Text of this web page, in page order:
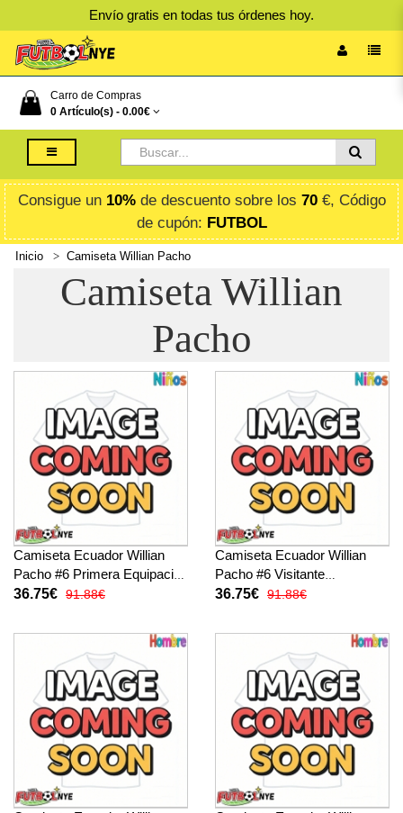
Envío gratis en todas tus órdenes hoy.
Carro de Compras
0 Artículo(s) - 0.00€
Consigue un 10%de descuento sobre los 70€, Código
de cupón: FUTBOL
Inicio Camiseta Willian Pacho
Camiseta Willian
Pacho
Camiseta Ecuador Willian
Pacho #6 Primera Equipación
para niños Mundial 2026
cortos)
36.75€ 91.88€
Camiseta Ecuador Willian
Pacho #6 Visitante
Equipación para niños
pantalones cortos)
36.75€ 91.88€